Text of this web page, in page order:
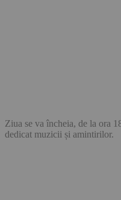
Ziua se va încheia, de la ora
dedicat muzicii și amintirilor.